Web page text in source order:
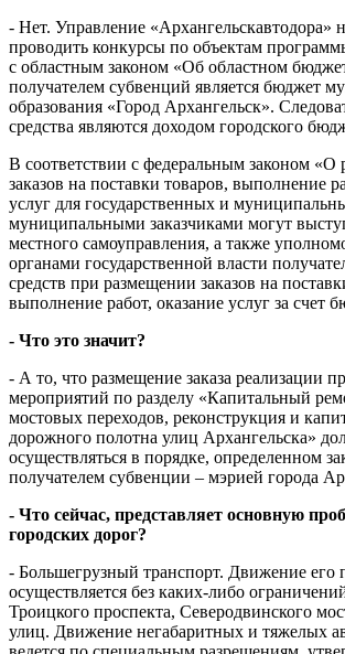
- Нет. Управление «Архангельскавтодора»
проводить конкурсы по объектам
с областным законом «Об областном
получателем субвенций является бюджет
образования «Город Архангельск».
средства являются доходом городского
В соответствии с федеральным законом «О
заказов на поставки товаров, выполнение
услуг для государственных и
муниципальными заказчиками могут
местного самоуправления, а также
органами государственной власти
средств при размещении заказов на
выполнение работ, оказание услуг за счет
- Что это значит?
- А то, что размещение заказа реализации
мероприятий по разделу «Капитальный
мостовых переходов, реконструкция и
дорожного полотна улиц Архангельска»
осуществляться в порядке, определенном
получателем субвенции – мэрией города
- Что сейчас, представляет основную
городских дорог?
- Большегрузный транспорт. Движение его
осуществляется без каких-либо
Троицкого проспекта, Северодвинского
улиц. Движение негабаритных и тяжелых